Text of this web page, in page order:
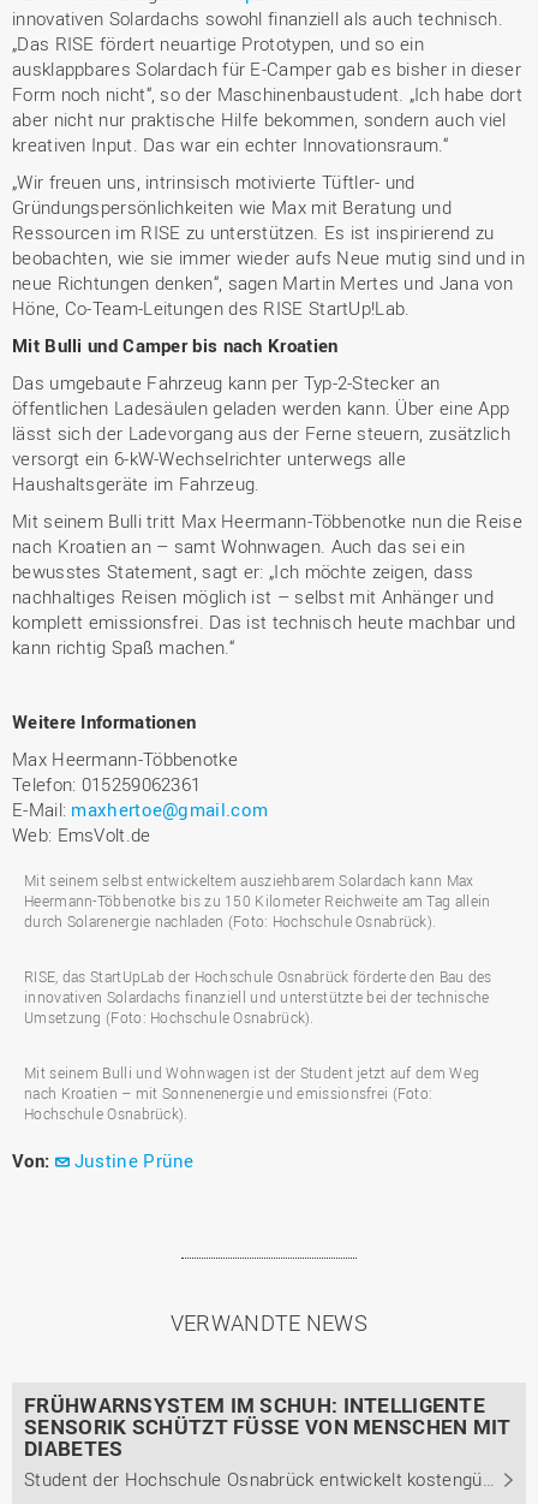
innovativen Solardachs sowohl finanziell als auch technisch.
„Das RISE fördert neuartige Prototypen, und so ein
ausklappbares Solardach für E-Camper gab es bisher in dieser
Form noch nicht“, so der Maschinenbaustudent. „Ich habe dort
aber nicht nur praktische Hilfe bekommen, sondern auch viel
kreativen Input. Das war ein echter Innovationsraum.“
„Wir freuen uns, intrinsisch motivierte Tüftler- und
Gründungspersönlichkeiten wie Max mit Beratung und
Ressourcen im RISE zu unterstützen. Es ist inspirierend zu
beobachten, wie sie immer wieder aufs Neue mutig sind und in
neue Richtungen denken“, sagen Martin Mertes und Jana von
Höne, Co-Team-Leitungen des RISE StartUp!Lab.
Mit Bulli und Camper bis nach Kroatien
Das umgebaute Fahrzeug kann per Typ-2-Stecker an
öffentlichen Ladesäulen geladen werden kann. Über eine App
lässt sich der Ladevorgang aus der Ferne steuern, zusätzlich
versorgt ein 6-kW-Wechselrichter unterwegs alle
Haushaltsgeräte im Fahrzeug.
Mit seinem Bulli tritt Max Heermann-Többenotke nun die Reise
nach Kroatien an – samt Wohnwagen. Auch das sei ein
bewusstes Statement, sagt er: „Ich möchte zeigen, dass
nachhaltiges Reisen möglich ist – selbst mit Anhänger und
komplett emissionsfrei. Das ist technisch heute machbar und
kann richtig Spaß machen.“
Weitere Informationen
Max Heermann-Többenotke
Telefon: 015259062361
E-Mail: maxhertoe@gmail.com
Web: EmsVolt.de
Mit seinem selbst entwickeltem ausziehbarem Solardach kann Max
Heermann-Többenotke bis zu 150 Kilometer Reichweite am Tag allein
durch Solarenergie nachladen (Foto: Hochschule Osnabrück).
RISE, das StartUpLab der Hochschule Osnabrück förderte den Bau des
innovativen Solardachs finanziell und unterstützte bei der technische
Umsetzung (Foto: Hochschule Osnabrück).
Mit seinem Bulli und Wohnwagen ist der Student jetzt auf dem Weg
nach Kroatien – mit Sonnenenergie und emissionsfrei (Foto:
Hochschule Osnabrück).
Von: Justine Prüne
VERWANDTE NEWS
FRÜHWARNSYSTEM IM SCHUH: INTELLIGENTE
SENSORIK SCHÜTZT FÜSSE VON MENSCHEN MIT D
IABETES
Student der Hochschule Osnabrück entwickelt kostengünstiges Sensorsystem zur Früherkennung von Fehlbelastungen bei Diabetespatient*innen